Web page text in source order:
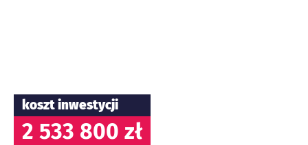
koszt inwestycji
2 533 800 zł